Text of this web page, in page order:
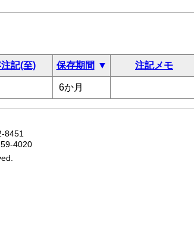
記(至) 保存期間 注記メモ
6か月
8451
4020